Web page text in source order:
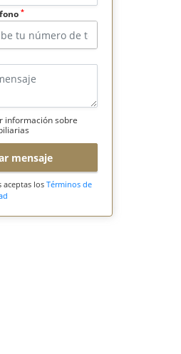
*
información sobre
mensaje
aceptas los Términos de